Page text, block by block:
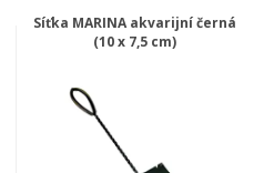
Síťka MARINA akvarijní černá
(10 x 7,5 cm)